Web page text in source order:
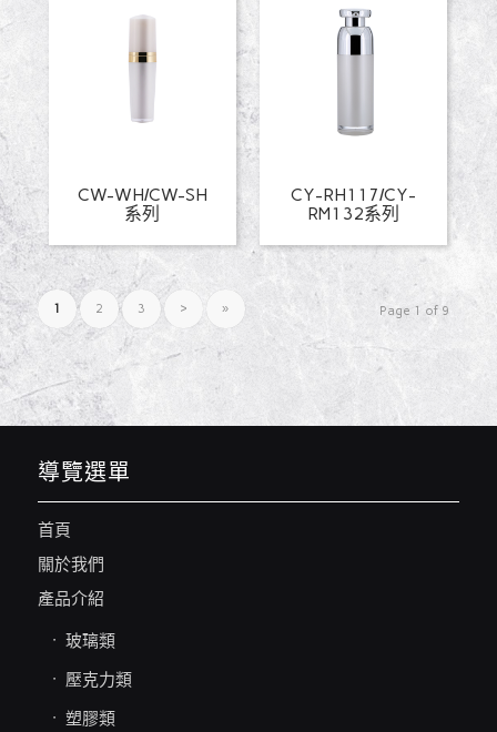
CW-WH/CW-SH
系列
CY-RH117/CY-
RM132系列
Page 1 of 9
1 2 3 › »
導覽選單
首頁
關於我們
產品介紹
玻璃類
壓克力類
塑膠類